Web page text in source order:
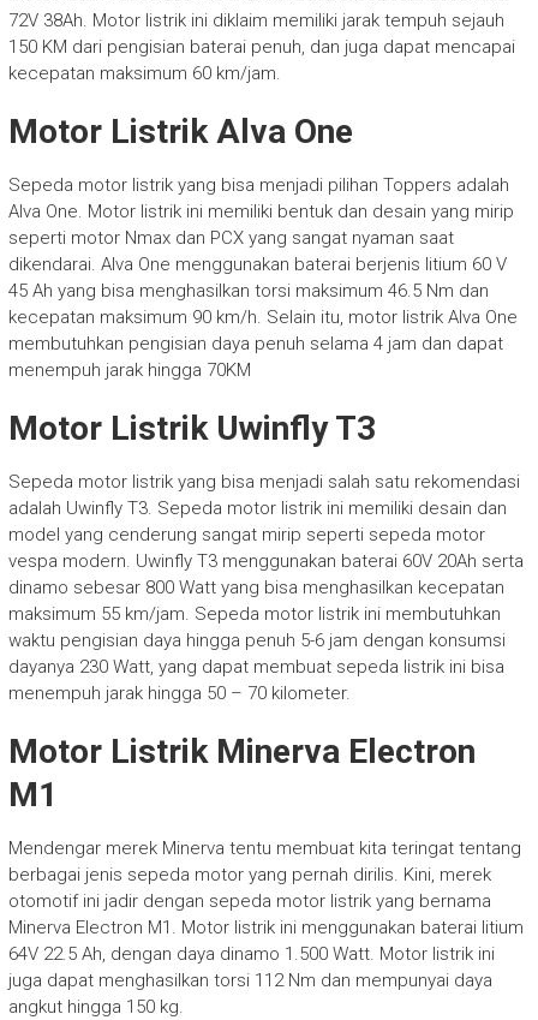
72V 38Ah. Motor listrik ini diklaim memiliki jarak tempuh sejauh
150 KM dari pengisian baterai penuh, dan juga dapat mencapai
kecepatan maksimum 60 km/jam.
Motor Listrik Alva One
Sepeda motor listrik yang bisa menjadi pilihan Toppers adalah
Alva One. Motor listrik ini memiliki bentuk dan desain yang mirip
seperti motor Nmax dan PCX yang sangat nyaman saat
dikendarai. Alva One menggunakan baterai berjenis litium 60 V
45 Ah yang bisa menghasilkan torsi maksimum 46.5 Nm dan
kecepatan maksimum 90 km/h. Selain itu, motor listrik Alva One
membutuhkan pengisian daya penuh selama 4 jam dan dapat
menempuh jarak hingga 70KM
Motor Listrik Uwinfly T3
Sepeda motor listrik yang bisa menjadi salah satu rekomendasi
adalah Uwinfly T3. Sepeda motor listrik ini memiliki desain dan
model yang cenderung sangat mirip seperti sepeda motor
vespa modern. Uwinfly T3 menggunakan baterai 60V 20Ah serta
dinamo sebesar 800 Watt yang bisa menghasilkan kecepatan
maksimum 55 km/jam. Sepeda motor listrik ini membutuhkan
waktu pengisian daya hingga penuh 5-6 jam dengan konsumsi
dayanya 230 Watt, yang dapat membuat sepeda listrik ini bisa
menempuh jarak hingga 50 – 70 kilometer.
Motor Listrik Minerva Electron
M1
Mendengar merek Minerva tentu membuat kita teringat tentang
berbagai jenis sepeda motor yang pernah dirilis. Kini, merek
otomotif ini jadir dengan sepeda motor listrik yang bernama
Minerva Electron M1. Motor listrik ini menggunakan baterai litium
64V 22.5 Ah, dengan daya dinamo 1.500 Watt. Motor listrik ini
juga dapat menghasilkan torsi 112 Nm dan mempunyai daya
angkut hingga 150 kg.